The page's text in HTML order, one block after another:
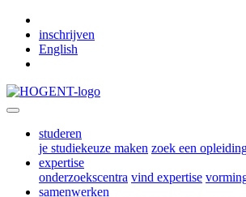
inschrijven
English
studeren
je studiekeuze maken zoek een
expertise
onderzoekscentra vind expertise
samenwerken